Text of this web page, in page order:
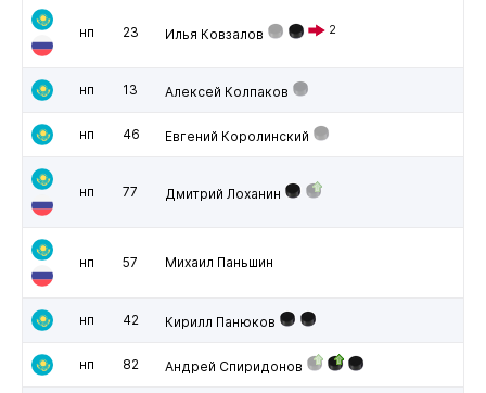
нп 23 Илья Ковзалов 2
нп 13 Алексей Колпаков
нп 46 Евгений Королинский
нп 77 Дмитрий Лоханин
нп 57 Михаил Паньшин
нп 42 Кирилл Панюков
нп 82 Андрей Спиридонов